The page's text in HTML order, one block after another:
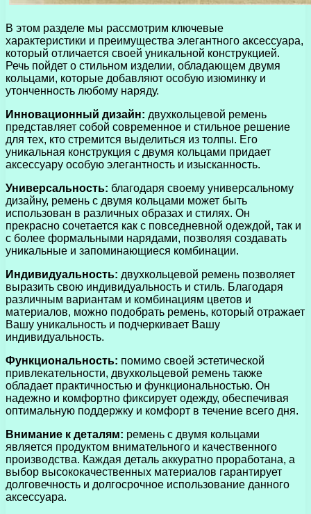
В этом разделе мы рассмотрим ключевые
характеристики и преимущества элегантного аксессуара,
который отличается своей уникальной конструкцией.
Речь пойдет о стильном изделии, обладающем двумя
кольцами, которые добавляют особую изюминку и
утонченность любому наряду.
Инновационный дизайн: двухкольцевой ремень
представляет собой современное и стильное решение
для тех, кто стремится выделиться из толпы. Его
уникальная конструкция с двумя кольцами придает
аксессуару особую элегантность и изысканность.
Универсальность: благодаря своему универсальному
дизайну, ремень с двумя кольцами может быть
использован в различных образах и стилях. Он
прекрасно сочетается как с повседневной одеждой, так и
с более формальными нарядами, позволяя создавать
уникальные и запоминающиеся комбинации.
Индивидуальность: двухкольцевой ремень позволяет
выразить свою индивидуальность и стиль. Благодаря
различным вариантам и комбинациям цветов и
материалов, можно подобрать ремень, который отражает
Вашу уникальность и подчеркивает Вашу
индивидуальность.
Функциональность: помимо своей эстетической
привлекательности, двухкольцевой ремень также
обладает практичностью и функциональностью. Он
надежно и комфортно фиксирует одежду, обеспечивая
оптимальную поддержку и комфорт в течение всего дня.
Внимание к деталям: ремень с двумя кольцами
является продуктом внимательного и качественного
производства. Каждая деталь аккуратно проработана, а
выбор высококачественных материалов гарантирует
долговечность и долгосрочное использование данного
аксессуара.